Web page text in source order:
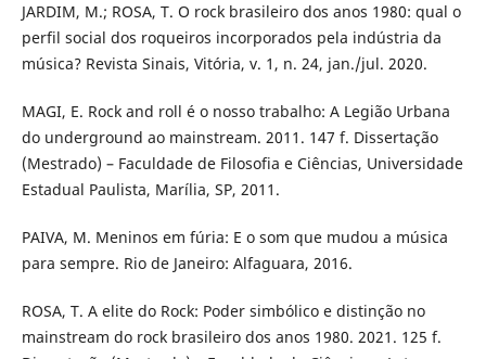
JARDIM, M.; ROSA, T. O rock brasileiro dos anos 1980: qual o
perfil social dos roqueiros incorporados pela indústria da
música? Revista Sinais, Vitória, v. 1, n. 24, jan./jul. 2020.
MAGI, E. Rock and roll é o nosso trabalho: A Legião Urbana
do underground ao mainstream. 2011. 147 f. Dissertação
(Mestrado) – Faculdade de Filosofia e Ciências, Universidade
Estadual Paulista, Marília, SP, 2011.
PAIVA, M. Meninos em fúria: E o som que mudou a música
para sempre. Rio de Janeiro: Alfaguara, 2016.
ROSA, T. A elite do Rock: Poder simbólico e distinção no
mainstream do rock brasileiro dos anos 1980. 2021. 125 f.